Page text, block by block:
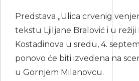
Predstava „Ulica crvenig
tekstu Ljiljane Bralović i u režiji
Kostadinova u sredu, 4.
ponovo će biti izvedena na
u Gornjem Milanovcu.